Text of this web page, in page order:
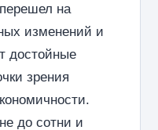
на
изменений и
достойные
зрения
до сотни и